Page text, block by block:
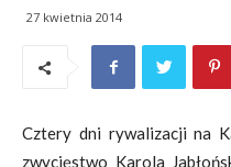
27 kwietnia 2014
Cztery dni rywalizacji na
zwycięstwo Karola